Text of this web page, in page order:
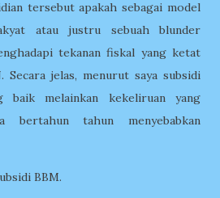
tersebut apakah sebagai model
atau justru sebuah blunder
tekanan fiskal yang ketat
Secara jelas, menurut saya subsidi
baik melainkan kekeliruan yang
bertahun tahun menyebabkan
BBM.